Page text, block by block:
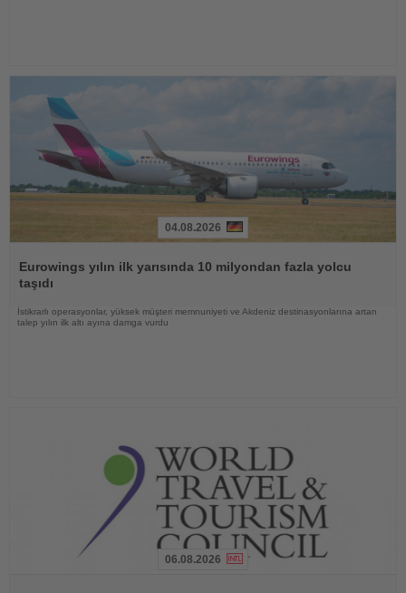
Oku
04.08.2026
Eurowings yılın ilk yarısında 10 milyondan fazla yolcu
taşıdı
İstikrarlı operasyonlar, yüksek müşteri memnuniyeti ve Akdeniz destinasyonlarına artan
talep yılın ilk altı ayına damga vurdu
06.08.2026